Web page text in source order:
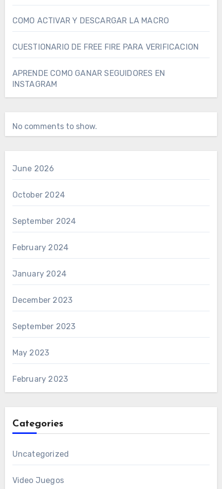
COMO ACTIVAR Y DESCARGAR LA MACRO
CUESTIONARIO DE FREE FIRE PARA VERIFICACION
APRENDE COMO GANAR SEGUIDORES EN
INSTAGRAM
No comments to show.
June 2026
October 2024
September 2024
February 2024
January 2024
December 2023
September 2023
May 2023
February 2023
Categories
Uncategorized
Video Juegos